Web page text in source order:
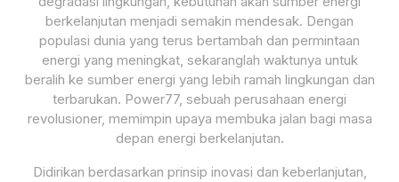
berkelanjutan menjadi semakin mendesak. Dengan
populasi dunia yang terus bertambah dan permintaan
energi yang meningkat, sekaranglah waktunya untuk
beralih ke sumber energi yang lebih ramah lingkungan dan
terbarukan. Power77, sebuah perusahaan energi
revolusioner, memimpin upaya membuka jalan bagi masa
depan energi berkelanjutan.
Didirikan berdasarkan prinsip inovasi dan keberlanjutan,